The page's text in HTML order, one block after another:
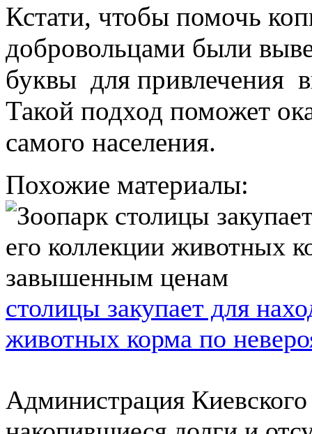
Кстати, чтобы помочь
добровольцами были
буквы для привлечения
Такой подход поможет
самого населения.
Похожие материалы:
столицы закупает для
животных корма по
Администрация